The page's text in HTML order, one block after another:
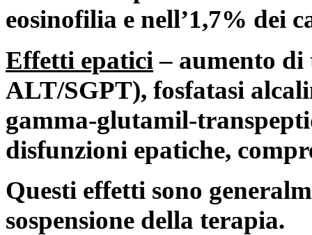
eosinofilia e nell’1,7% dei
Effetti epatici– aumento
ALT/SGPT), fosfatasi
gamma-glutamil-
disfunzioni epatiche,
Questi effetti sono
sospensione della terapia.